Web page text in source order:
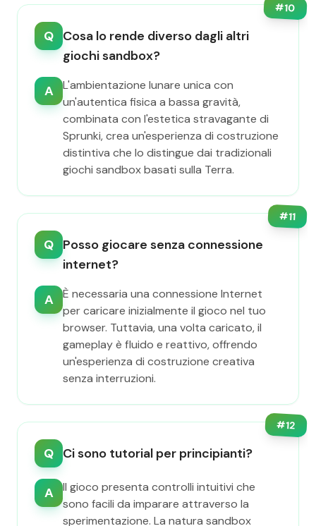
#10
Q Cosa lo rende diverso dagli altri
giochi sandbox?
A
L'ambientazione lunare unica con
un'autentica fisica a bassa gravità,
combinata con l'estetica stravagante di
Sprunki, crea un'esperienza di costruzione
distintiva che lo distingue dai tradizionali
giochi sandbox basati sulla Terra.
#11
Q Posso giocare senza connessione
internet?
A
È necessaria una connessione Internet
per caricare inizialmente il gioco nel tuo
browser. Tuttavia, una volta caricato, il
gameplay è fluido e reattivo, offrendo
un'esperienza di costruzione creativa
senza interruzioni.
#12
Q Ci sono tutorial per principianti?
A
Il gioco presenta controlli intuitivi che
sono facili da imparare attraverso la
sperimentazione. La natura sandbox